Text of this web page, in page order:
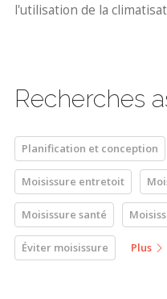
l'utilisation de la
Recherches
Planification et conception
Moisissure entretoit
Moisissure santé
Éviter moisissure Plus